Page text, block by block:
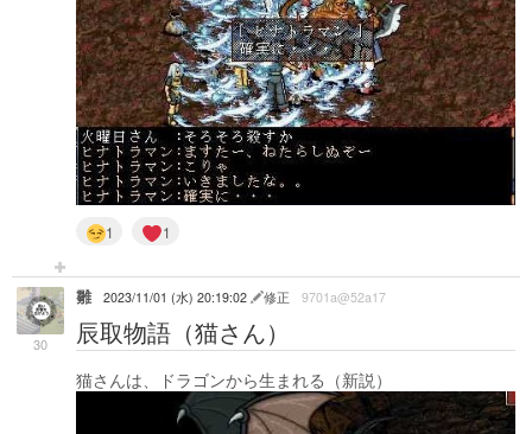
1 1
30
雛 2023/11/01 (水) 20:19:02 修正 9701a@52a17
辰取物語（猫さん）
猫さんは、ドラゴンから生まれる（新説）